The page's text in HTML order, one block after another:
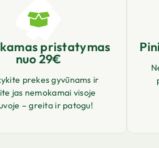
pristatymas
nuo 29€
prekes gyvūnams ir
jas nemokamai visoje
– greita ir patogu!